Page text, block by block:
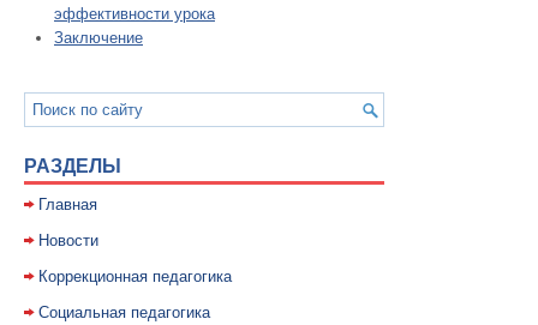
эффективности урока
Заключение
РАЗДЕЛЫ
Главная
Новости
Коррекционная педагогика
Социальная педагогика